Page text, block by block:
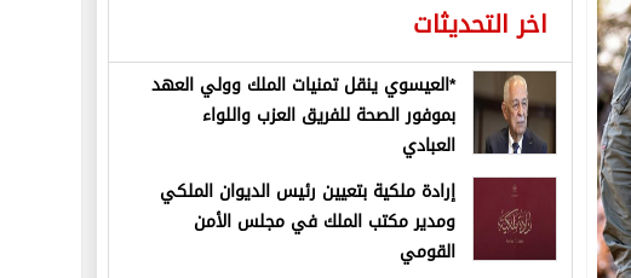
اخر التحديثات
*العيسوي ينقل تمنيات الملك وولي العهد
بموفور الصحة للفريق العزب واللواء
العبادي
إرادة ملكية بتعيين رئيس الديوان الملكي
ومدير مكتب الملك في مجلس الأمن
القومي